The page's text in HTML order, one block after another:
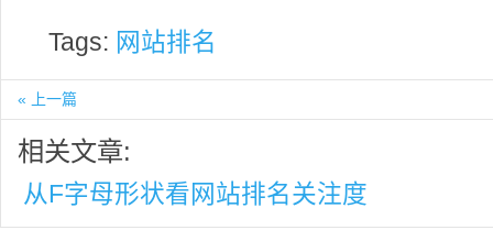
Tags: 网站排名
« 上一篇
相关文章:
从F字母形状看网站排名关注度